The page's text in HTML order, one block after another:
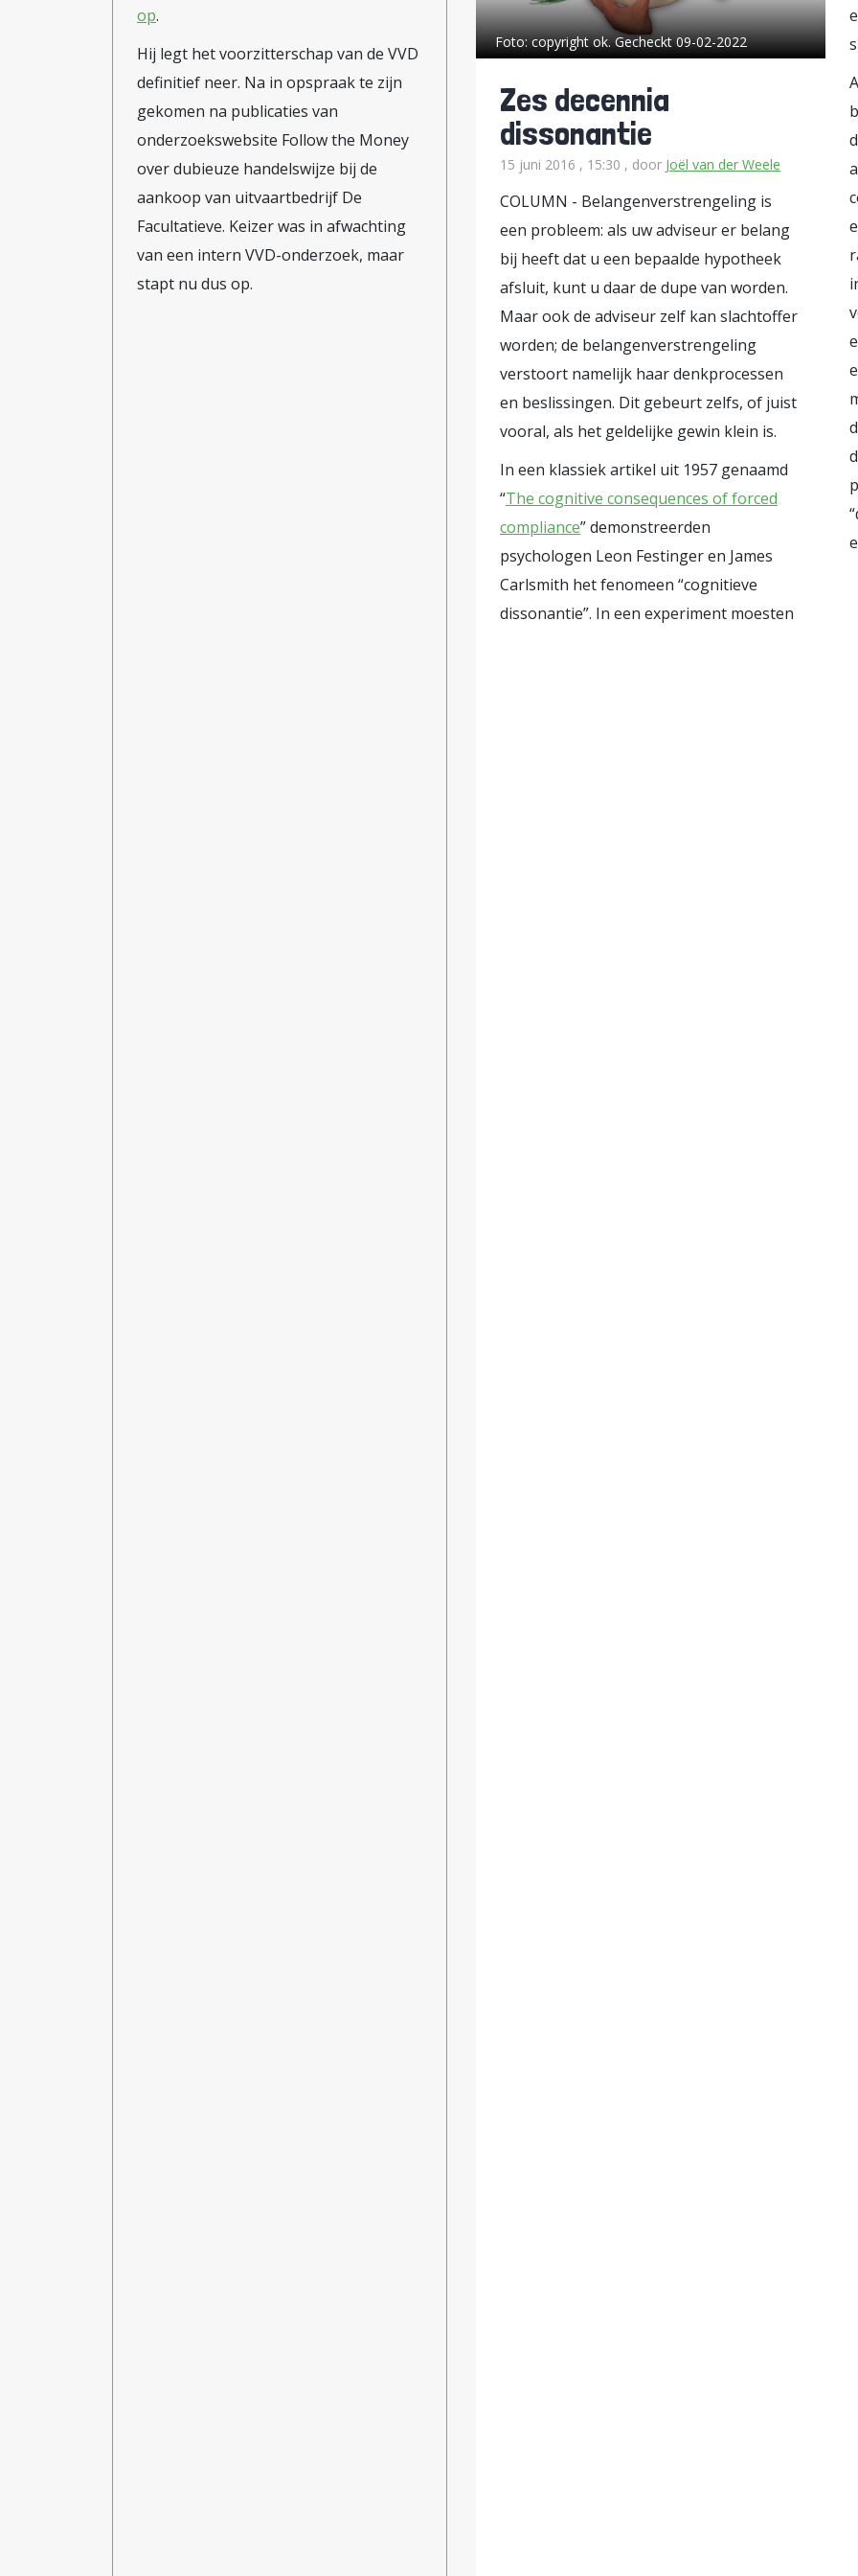
op.
Hij legt het voorzitterschap van de VVD
definitief neer. Na in opspraak te zijn
gekomen na publicaties van
onderzoekswebsite Follow the Money
over dubieuze handelswijze bij de
aankoop van uitvaartbedrijf De
Facultatieve. Keizer was in afwachting
van een intern VVD-onderzoek, maar
stapt nu dus op.
Foto:copyright ok. Gecheckt 09-02-2022
Zes decennia
dissonantie
15 juni 2016 , 15:30 , door Joël van der Weele
COLUMN - Belangenverstrengeling is
een probleem: als uw adviseur er belang
bij heeft dat u een bepaalde hypotheek
afsluit, kunt u daar de dupe van worden.
Maar ook de adviseur zelf kan slachtoffer
worden; de belangenverstrengeling
verstoort namelijk haar denkprocessen
en beslissingen. Dit gebeurt zelfs, of juist
vooral, als het geldelijke gewin klein is.
In een klassiek artikel uit 1957 genaamd
“The cognitive consequences of forced
compliance” demonstreerden
psychologen Leon Festinger en James
Carlsmith het fenomeen “cognitieve
dissonantie”. In een experiment moesten